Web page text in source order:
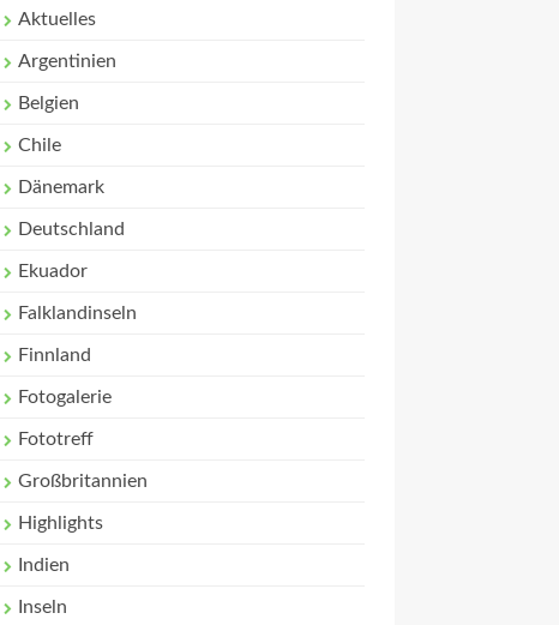
Aktuelles
Argentinien
Belgien
Chile
Dänemark
Deutschland
Ekuador
Falklandinseln
Finnland
Fotogalerie
Fototreff
Großbritannien
Highlights
Indien
Inseln